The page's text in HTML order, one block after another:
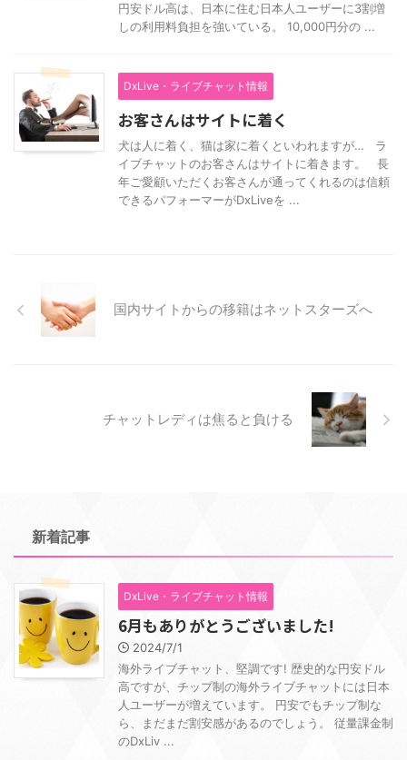
円安ドル高は、日本に住む日本人ユーザーに3割増
しの利用料負担を強いている。 10,000円分の ...
DxLive・ライブチャット情報
お客さんはサイトに着く
犬は人に着く、猫は家に着くといわれますが… ラ
イブチャットのお客さんはサイトに着きます。 長
年ご愛顧いただくお客さんが通ってくれるのは信頼
できるパフォーマーがDxLiveを ...
国内サイトからの移籍はネットスターズへ
チャットレディは焦ると負ける
新着記事
DxLive・ライブチャット情報
6月もありがとうございました!
2024/7/1
海外ライブチャット、堅調です! 歴史的な円安ドル
高ですが、チップ制の海外ライブチャットには日本
人ユーザーが増えています。 円安でもチップ制な
ら、まだまだ割安感があるのでしょう。 従量課金制
のDxLiv ...